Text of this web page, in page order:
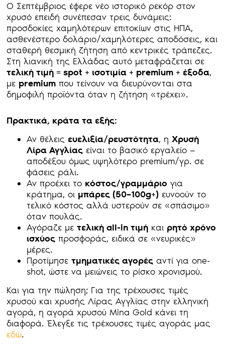
Ο Σεπτέμβριος έφερε νέο ιστορικό ρεκόρ στον
χρυσό επειδή συνέπεσαν τρεις δυνάμεις:
προσδοκίες χαμηλότερων επιτοκίων στις ΗΠΑ,
ασθενέστερο δολάριο/χαμηλότερες αποδόσεις, και
σταθερή θεσμική ζήτηση από κεντρικές τράπεζες.
Στη λιανική της Ελλάδας αυτό μεταφράζεται σε
τελική τιμή = spot + ισοτιμία + premium + έξοδα,
με premium που τείνουν να διευρύνονται στα
δημοφιλή προϊόντα όταν η ζήτηση «τρέχει».
Πρακτικά, κράτα τα εξής:
Αν θέλειςευελιξία/ρευστότητα, ηΧρυσή
Λίρα Αγγλίας είναι το βασικό εργαλείο —
αποδέξου όμως υψηλότερο premium/γρ. σε
φάσεις ράλι.
Αν προέχει το κόστος/γραμμάριο για
κράτημα, οι μπάρες (50–100g+) ευνοούν το
τελικό κόστος αλλά υστερούν σε «σπάσιμο»
όταν πουλάς.
Αγόραζε μετελική all-in τιμή και ρητό χρόνο
ισχύος προσφοράς, ειδικά σε «νευρικές»
μέρες.
Προτίμησετμηματικές αγορές αντί για one-
shot, ώστε να μειώνεις το ρίσκο χρονισμού.
Και για την πώληση; Για της τρέχουσες τιμές
χρυσού και χρυσής Λίρας Αγγλίας στην ελληνική
αγορά, η αγορά χρυσού Mina Gold κάνει τη
διαφορά. Έλεγξε τις τρέχουσες τιμές αγοράς μας
εδώ.